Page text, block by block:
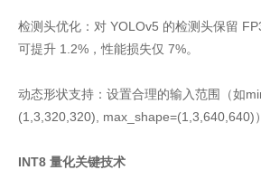
检测头优化：对 YOLOv5 的检测头保留
可提升 1.2%，性能损失仅 7%。
动态形状支持：设置合理的输入范围（如
(1,3,320,320), max_shape=(1,3,640,640)
INT8 量化关键技术